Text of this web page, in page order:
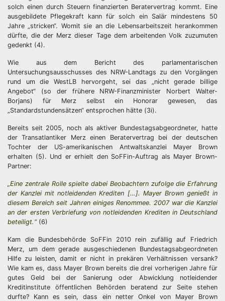
solch einen durch Steuern finanzierten Beratervertrag kommt. Eine
ausgebildete Pflegekraft kann für solch ein Salär mindestens 50
Jahre „stricken“. Womit sie an die Lebensarbeitszeit herankommen
dürfte, die der Merz dieser Tage dem arbeitenden Volk zuzumuten
gedenkt (4).
Wie aus dem Bericht des parlamentarischen
Untersuchungsausschusses des NRW-Landtags zu den Vorgängen
rund um die WestLB hervorgeht, sei das „nicht gerade billige
Angebot“ (so der frühere NRW-Finanzminister Norbert Walter-
Borjans) für Merz selbst ein Honorar gewesen, das
„Standardstundensätzen“ entsprochen hätte (3i).
Bereits seit 2005, noch als aktiver Bundestagsabgeordneter, hatte
der Transatlantiker Merz einen Beratervertrag bei der deutschen
Tochter der US-amerikanischen Antwaltskanzlei Mayer Brown
erhalten (5). Und er erhielt den SoFFin-Auftrag als Mayer Brown-
Partner:
„Eine zentrale Rolle spielte dabei Beobachtern zufolge die Erfahrung
der Kanzlei mit notleidenden Krediten […]. Mayer Brown genießt in
diesem Bereich seit Jahren einiges Renommee. 2007 war die Kanzlei
an der ersten Verbriefung von notleidenden Krediten in Deutschland
beteiligt.“(6)
Kam die Bundesbehörde SoFFin 2010 rein zufällig auf Friedrich
Merz, um dem gerade ausgeschiedenen Bundestagsabgeordneten
Hilfe zu leisten, damit er nicht in prekären Verhältnissen versank?
Wie kam es, dass Mayer Brown bereits die drei vorherigen Jahre für
gutes Geld bei der Sanierung oder Abwicklung notleidender
Kreditinstitute öffentlichen Behörden beratend zur Seite stehen
durfte? Kann es sein, dass ein netter Onkel von Mayer Brown